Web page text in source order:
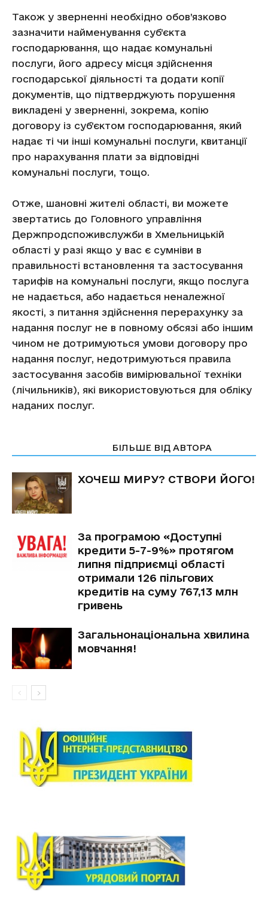
Також у зверненні необхідно обов’язково
зазначити найменування суб’єкта
господарювання, що надає комунальні
послуги, його адресу місця здійснення
господарської діяльності та додати копії
документів, що підтверджують порушення
викладені у зверненні, зокрема, копію
договору із суб’єктом господарювання, який
надає ті чи інші комунальні послуги, квитанції
про нарахування плати за відповідні
комунальні послуги, тощо.
Отже, шановні жителі області, ви можете
звертатись до Головного управління
Держпродспоживслужби в Хмельницькій
області у разі якщо у вас є сумніви в
правильності встановлення та застосування
тарифів на комунальні послуги, якщо послуга
не надається, або надається неналежної
якості, з питання здійснення перерахунку за
надання послуг не в повному обсязі або іншим
чином не дотримуються умови договору про
надання послуг, недотримуються правила
застосування засобів вимірювальної техніки
(лічильників), які використовуються для обліку
наданих послуг.
БІЛЬШЕ ВІД АВТОРА
ХОЧЕШ МИРУ? СТВОРИ ЙОГО!
За програмою «Доступні
кредити 5-7-9%» протягом
липня підприємці області
отримали 126 пільгових
кредитів на суму 767,13 млн
гривень
Загальнонаціональна хвилина
мовчання!